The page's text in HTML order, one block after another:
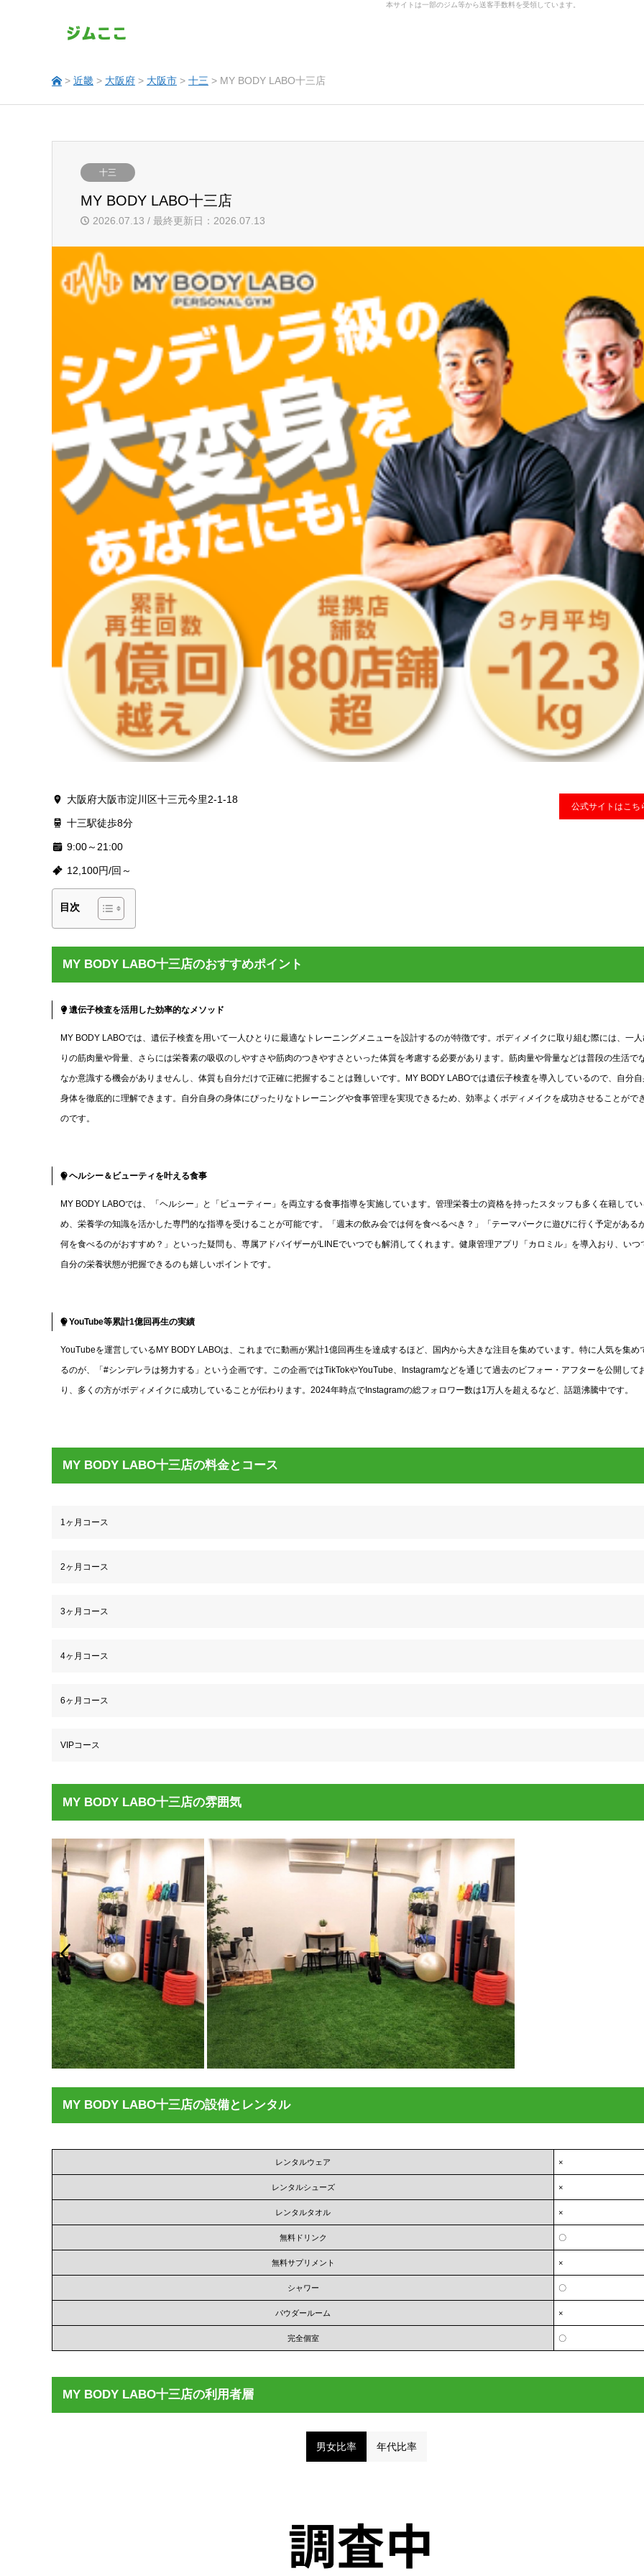
本サイトは一部のジム等から送客手数料を受領しています。
> 近畿 > 大阪府 > 大阪市 > 十三 > MY BODY LABO十三店
十三
MY BODY LABO十三店
2026.07.13 / 最終更新日：2026.07.13
大阪府大阪市淀川区十三元今里2-1-18
十三駅徒歩8分
9:00～21:00
12,100円/回～
公式サイトはこち
目次
MY BODY LABO十三店のおすすめポイント
遺伝子検査を活用した効率的なメソッド
MY BODY LABOでは、遺伝子検査を用いて一人ひとりに最適なトレーニングメニューを設計するのが特徴です。ボディメイクに取り組む際には、一
りの筋肉量や骨量、さらには栄養素の吸収のしやすさや筋肉のつきやすさといった体質を考慮する必要があります。筋肉量や骨量などは普段の生活で
なか意識する機会がありませんし、体質も自分だけで正確に把握することは難しいです。MY BODY LABOでは遺伝子検査を導入しているので、自分
身体を徹底的に理解できます。自分自身の身体にぴったりなトレーニングや食事管理を実現できるため、効率よくボディメイクを成功させることがで
のです。
ヘルシー＆ビューティを叶える食事
MY BODY LABOでは、「ヘルシー」と「ビューティー」を両立する食事指導を実施しています。管理栄養士の資格を持ったスタッフも多く在籍して
め、栄養学の知識を活かした専門的な指導を受けることが可能です。「週末の飲み会では何を食べるべき？」「テーマパークに遊びに行く予定がある
何を食べるのがおすすめ？」といった疑問も、専属アドバイザーがLINEでいつでも解消してくれます。健康管理アプリ「カロミル」を導入おり、いつ
自分の栄養状態が把握できるのも嬉しいポイントです。
YouTube等累計1億回再生の実績
YouTubeを運営しているMY BODY LABOは、これまでに動画が累計1億回再生を達成するほど、国内から大きな注目を集めています。特に人気を集め
るのが、「#シンデレラは努力する」という企画です。この企画ではTikTokやYouTube、Instagramなどを通じて過去のビフォー・アフターを公開して
り、多くの方がボディメイクに成功していることが伝わります。2024年時点でInstagramの総フォロワー数は1万人を超えるなど、話題沸騰中です。
MY BODY LABO十三店の料金とコース
1ヶ月コース
2ヶ月コース
3ヶ月コース
4ヶ月コース
6ヶ月コース
VIPコース
MY BODY LABO十三店の雰囲気
MY BODY LABO十三店の設備とレンタル
レンタルウェア ×
レンタルシューズ ×
レンタルタオル ×
無料ドリンク 〇
無料サプリメント ×
シャワー 〇
パウダールーム ×
完全個室 〇
MY BODY LABO十三店の利用者層
男女比率 年代比率